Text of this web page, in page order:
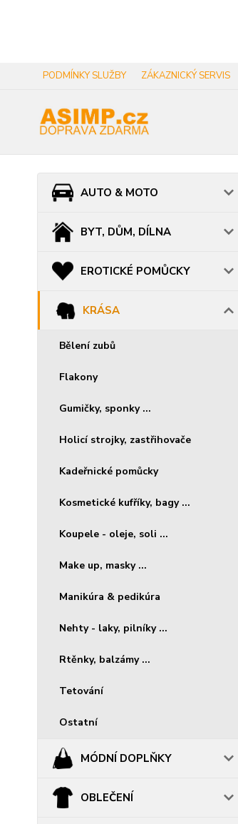
PODMÍNKY SLUŽBY ZÁKAZNICKÝ SERVIS
AUTO & MOTO
BYT, DŮM, DÍLNA
EROTICKÉ POMŮCKY
KRÁSA
Bělení zubů
Flakony
Gumičky, sponky ...
Holicí strojky, zastřihovače
Kadeřnické pomůcky
Kosmetické kufříky, bagy ...
Koupele - oleje, soli ...
Make up, masky ...
Manikúra & pedikúra
Nehty - laky, pilníky ...
Rtěnky, balzámy ...
Tetování
Ostatní
MÓDNÍ DOPLŇKY
OBLEČENÍ